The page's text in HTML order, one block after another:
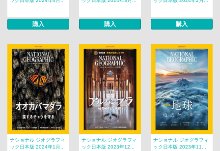
購入 購入 購入
ナショナル ジオグラフィ
ック日本版 2024年1月...
ナショナル ジオグラフィ
ック日本版 2023年12...
ナショナル ジオグラフィ
ック日本版 2023年11...